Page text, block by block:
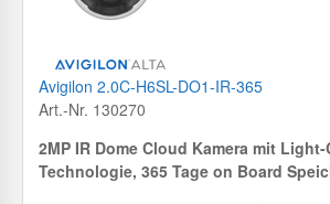
Avigilon 2.0C-H6SL-DO1-IR-365
Art.-Nr. 130270
2MP IR Dome Cloud Kamera mit Light-
Technologie, 365 Tage on Board